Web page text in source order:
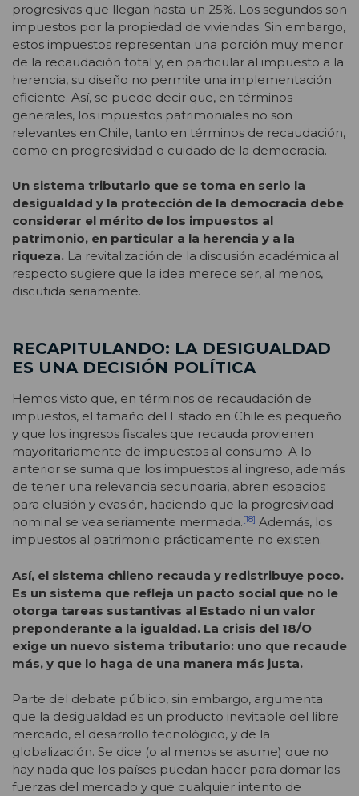
progresivas que llegan hasta un 25%. Los segundos son
impuestos por la propiedad de viviendas. Sin embargo,
estos impuestos representan una porción muy menor
de la recaudación total y, en particular al impuesto a la
herencia, su diseño no permite una implementación
eficiente. Así, se puede decir que, en términos
generales, los impuestos patrimoniales no son
relevantes en Chile, tanto en términos de recaudación,
como en progresividad o cuidado de la democracia.
Un sistema tributario que se toma en serio la
desigualdad y la protección de la democracia debe
considerar el mérito de los impuestos al
patrimonio, en particular a la herencia y a la
riqueza. La revitalización de la discusión académica al
respecto sugiere que la idea merece ser, al menos,
discutida seriamente.
RECAPITULANDO: LA DESIGUALDAD
ES UNA DECISIÓN POLÍTICA
Hemos visto que, en términos de recaudación de
impuestos, el tamaño del Estado en Chile es pequeño
y que los ingresos fiscales que recauda provienen
mayoritariamente de impuestos al consumo. A lo
anterior se suma que los impuestos al ingreso, además
de tener una relevancia secundaria, abren espacios
para elusión y evasión, haciendo que la progresividad
nominal se vea seriamente mermada.[18] Además, los
impuestos al patrimonio prácticamente no existen.
Así, el sistema chileno recauda y redistribuye poco.
Es un sistema que refleja un pacto social que no le
otorga tareas sustantivas al Estado ni un valor
preponderante a la igualdad. La crisis del 18/O
exige un nuevo sistema tributario: uno que recaude
más, y que lo haga de una manera más justa.
Parte del debate público, sin embargo, argumenta
que la desigualdad es un producto inevitable del libre
mercado, el desarrollo tecnológico, y de la
globalización. Se dice (o al menos se asume) que no
hay nada que los países puedan hacer para domar las
fuerzas del mercado y que cualquier intento de